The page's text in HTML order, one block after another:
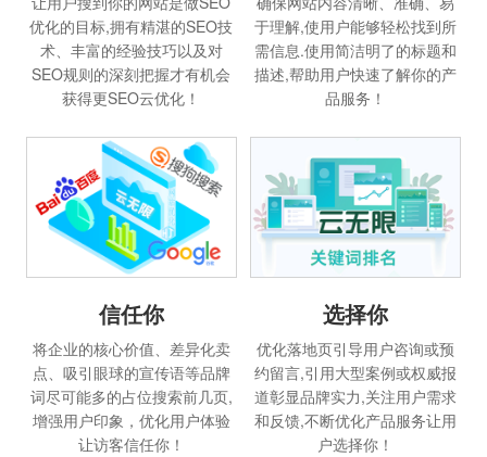
优化的目标,拥有精湛的SEO技
术、丰富的经验技巧以及对
SEO规则的深刻把握才有机会
获得更SEO云优化！
于理解,使用户能够轻松找到所
需信息.使用简洁明了的标题和
描述,帮助用户快速了解你的产
品服务！
信任你
将企业的核心价值、差异化卖
点、吸引眼球的宣传语等品牌
词尽可能多的占位搜索前几页,
增强用户印象，优化用户体验
让访客信任你！
选择你
优化落地页引导用户咨询或预
约留言,引用大型案例或权威报
道彰显品牌实力,关注用户需求
和反馈,不断优化产品服务让用
户选择你！